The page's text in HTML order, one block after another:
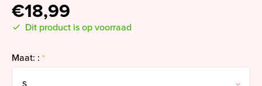
€18,99
Dit product is op voorraad
Maat: : *